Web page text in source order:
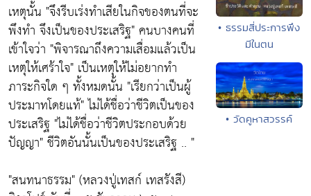
เหตุนั้น "จึงรีบเร่งทำเสียในกิจของตนที่จะ
พึงทำ จึงเป็นของประเสริฐ"คนบางคนที่
เข้าใจว่า "พิจารณาถึงความเสื่อมแล้วเป็น
เหตุให้เศร้าใจ" เป็นเหตุให้ไม่อยากทำ
ภาระกิจใด ๆ ทั้งหมดนั้น "เรียกว่าเป็นผู้
ประมาทโดยแท้"ไม่ได้ชื่อว่าชีวิตเป็นของ
ประเสริฐ "ไม่ได้ชื่อว่าชีวิตประกอบด้วย
ปัญญา"ชีวิตอันนั้นเป็นของประเสริฐ .. "
"สนทนาธรรม" (หลวงปู่เทสก์ เทสรังสี)
• ธรรมสี่ประการพึง
มีในตน
• วัดคูหาสวรรค์